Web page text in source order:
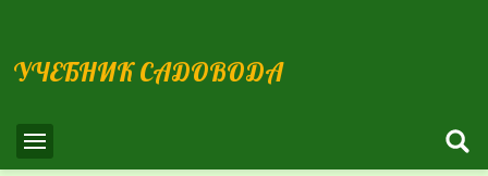
УЧЕБНИК САДОВОДА